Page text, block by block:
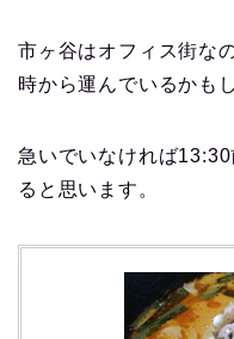
市ヶ谷はオフィス街な
時から運んでいるかも
急いでいなければ
ると思います。